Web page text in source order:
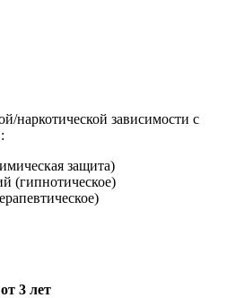
наркотической зависимости с
защита)
(гипнотическое)
от 3 лет